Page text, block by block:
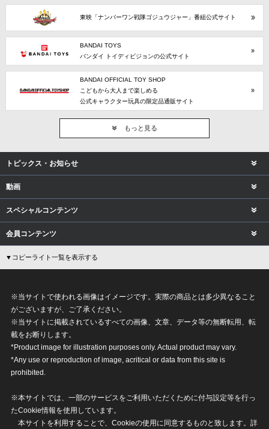
東映「ナンバーワン戦隊ゴジュウジャー」番組公式サイト
BANDAI TOYS
バンダイ トイディビジョンの公式サイト
BANDAI OFFICIAL TOY SHOP
こどもから大人まで楽しめる
公式キャラクター玩具の限定品通販サイト
もっと見る
トピックス・お知らせ
動画
スペシャルコンテンツ
会員コンテンツ
▼コピーライト一覧を表示する
※当サイトで使われる画像はイメージです。実際の商品とは多少異なること
がございますが、ご了承ください。
※当サイトに掲載されているすべての画像、文章、データ等の無断転用、転
載をお断りします。
*Product image for illustration purposes only. Actual product may vary.
*Any use or reproduction of image, acritical or data from this site is
prohibited.
※本サイトでは、一部のサービスをご利用いただくために付与設定等を行っ
たCookie情報を使用しています。
本サイトを利用することで、Cookieの使用に同意するものと致します。詳